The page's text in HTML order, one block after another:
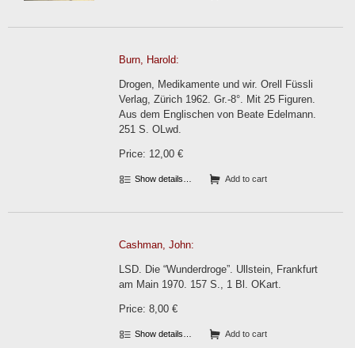
Burn, Harold:
Drogen, Medikamente und wir. Orell Füssli
Verlag, Zürich 1962. Gr.-8°. Mit 25 Figuren.
Aus dem Englischen von Beate Edelmann.
251 S. OLwd.
Price: 12,00 €
Show details… Add to cart
Cashman, John:
LSD. Die “Wunderdroge”. Ullstein, Frankfurt
am Main 1970. 157 S., 1 Bl. OKart.
Price: 8,00 €
Show details… Add to cart